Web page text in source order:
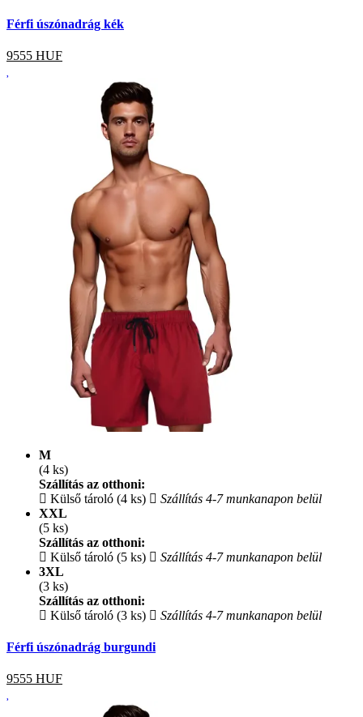
Férfi úszónadrág kék
9555 HUF
M
(4 ks)
Szállítás az otthoni:
Külső tároló (4 ks)
Szállítás 4-7 munkanapon belül
XXL
(5 ks)
Szállítás az otthoni:
Külső tároló (5 ks)
Szállítás 4-7 munkanapon belül
3XL
(3 ks)
Szállítás az otthoni:
Külső tároló (3 ks)
Szállítás 4-7 munkanapon belül
Férfi úszónadrág burgundi
9555 HUF